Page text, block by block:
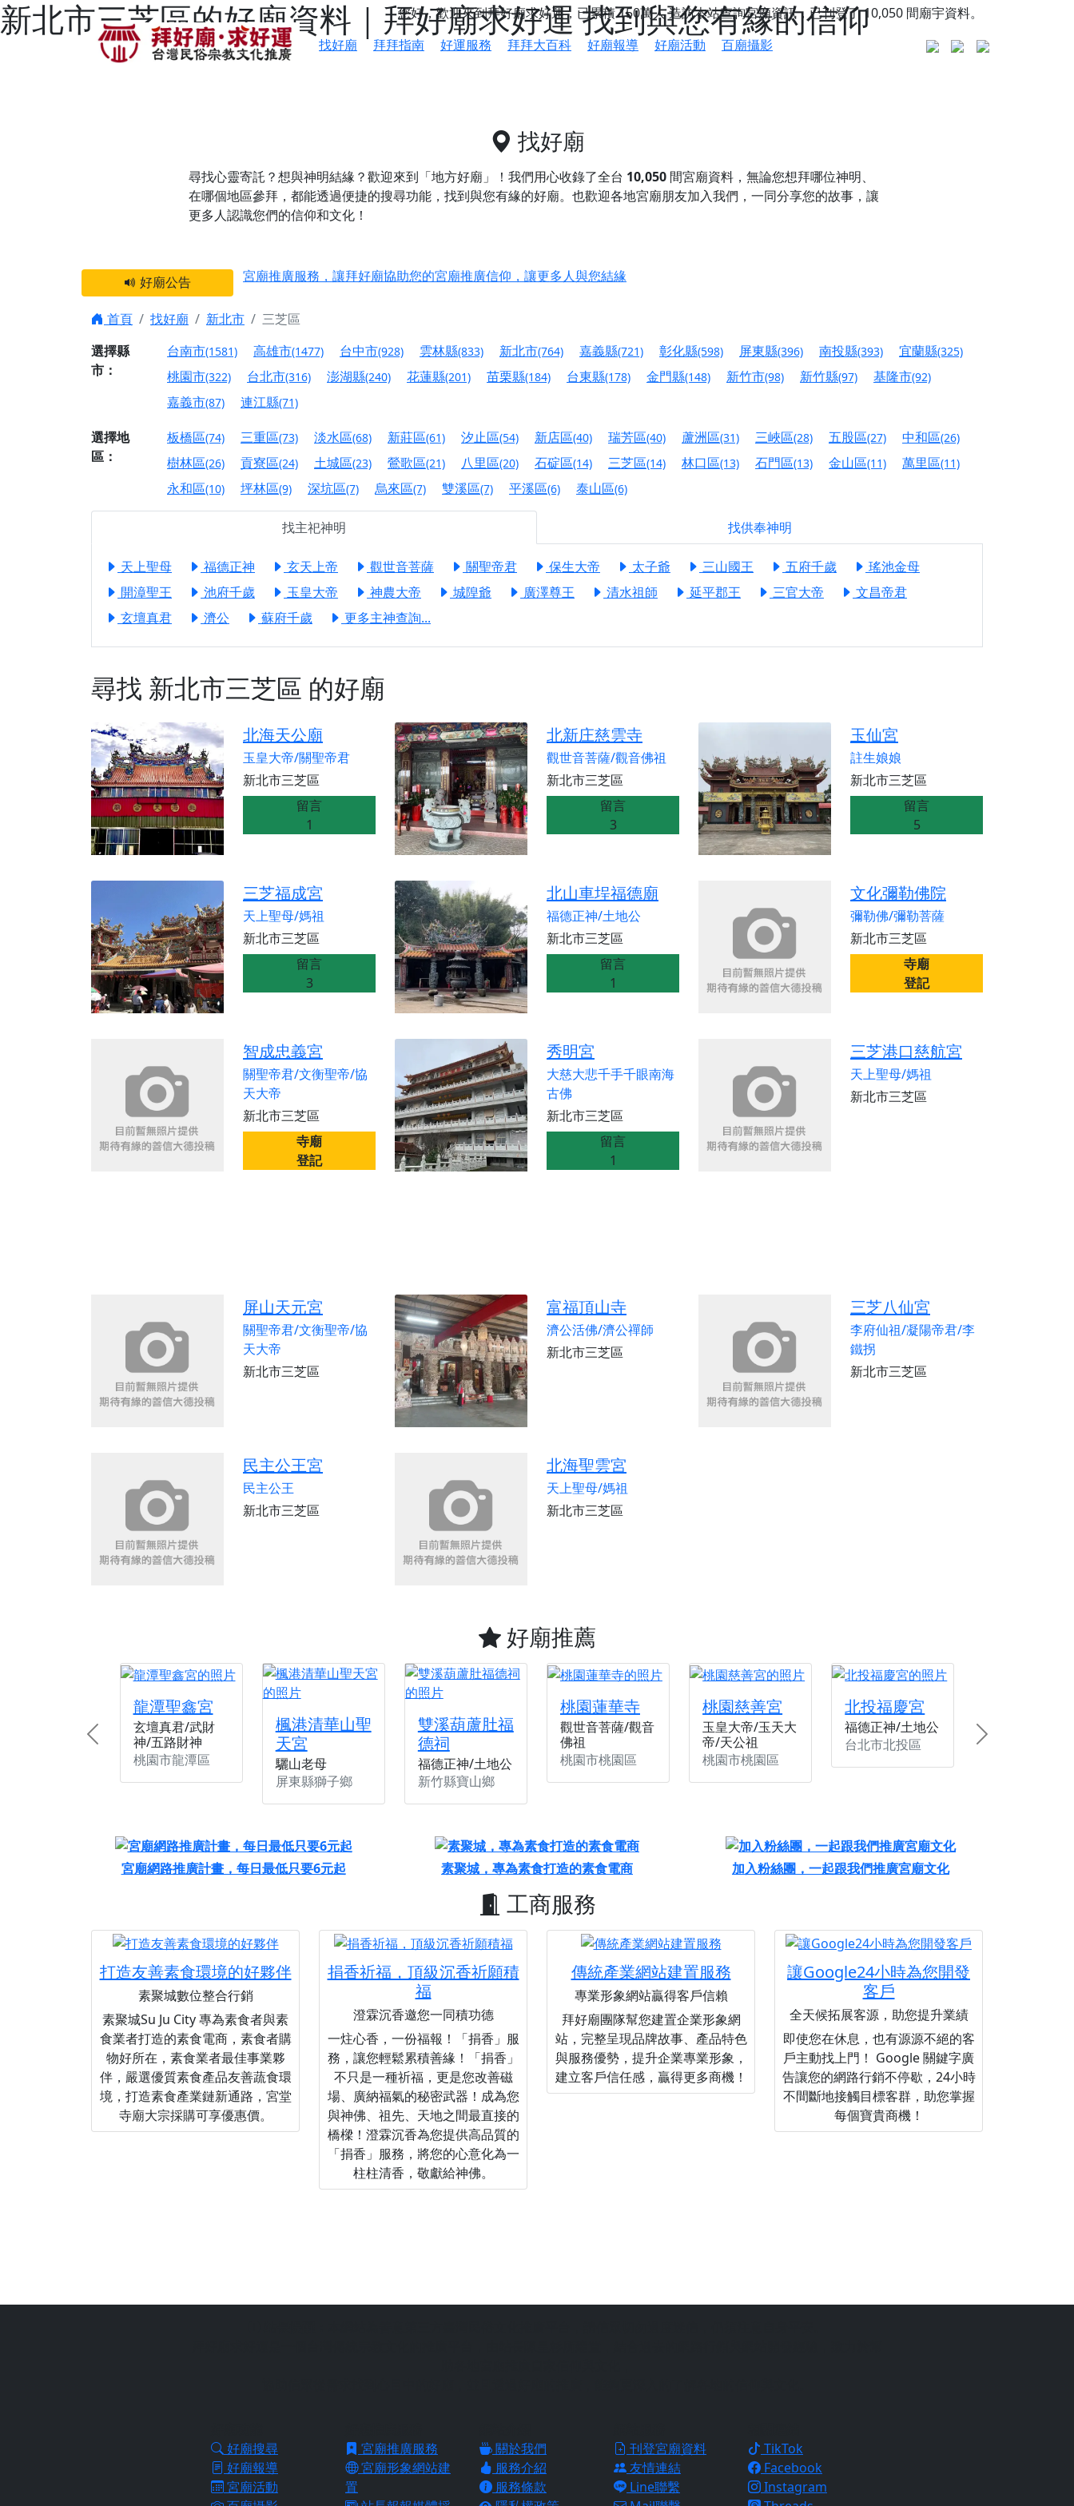
新北市三芝區的好廟資料｜拜好廟求好運 找到與您有緣的信仰
您好，歡迎來到拜好廟求好運，已累積150萬人造訪本站查詢宮廟資訊，已刊登了10,050 間廟宇資料。
找好廟
拜拜指南 好運服務 拜拜大百科 好廟報導 好廟活動 百廟攝影
找好廟
尋找心靈寄託？想與神明結緣？歡迎來到「地方好廟」！我們用心收錄了全台 10,050 間宮廟資料，無論您想拜哪位神明、
在哪個地區參拜，都能透過便捷的搜尋功能，找到與您有緣的好廟。 也歡迎各地宮廟朋友加入我們，一同分享您的故事，讓
更多人認識您們的信仰和文化！
好廟公告
宮廟推廣服務，讓拜好廟協助您的宮廟推廣信仰，讓更多人與您結緣
之旅」！
終追遠、廣植福田
【桃園市 桃園蓮華寺】盂蘭盆中元報恩法會，這場法會不只是超薦與普渡，更是一份對祖先的感恩、對親人的思念，也是為家人祈
願平安順遂的慈悲心意。
【桃園龜山 慈恩宮】丙午年梁皇寶懺法會，一念虔誠禮寶懺，一分懺悔植福田，誠邀十方善信大德共同參與。
【新北貢寮 南極玉明殿】中元普渡大法會，誠摯歡迎十方善信大德隨喜贊普，為祖先親眷祈求安息，也為自身與家人累積福德、種
下善緣。
【桃園慈善宮(天公廟)】中元普渡交給專業的來，省時省力又積福！「玉皇大帝 大天尊」 親自坐鎮主法！幫你累積的功德福報自然
【台北北投 福慶宮】慶讚中元普渡法會，誠摯邀請十方善信大德，一同回到北投土地公埔，祈願闔家平安、地方祥和、福運綿長。
【桃園龜山 慈恩宮】瑤池金母聖誕祝壽盛典，邀請十方善信大德蒞臨參香祝壽，同沐母娘慈光，共祈平安吉祥
【桃園龜山 慈恩宮】丙午年慶讚中元普渡法會，正是讓我們用善念與功德，迴向冥陽兩利、闔家平安的殊勝因緣。
【新北八里 紫德宮】丙午年中元普渡讚普超薦法會，普施眾生・慎終追遠・廣植福田
【新北八里 紫德宮】父親節奉茶感恩活動，一杯茶，一份心意；一句感謝，一生難忘。
【桃園新屋 深圳玄天宮】農曆七月擴大犒軍科儀，吉祥月不只有普渡祈福，也有一份感謝守護的虔誠心意
【桃園新屋 深圳玄天宮】七娘媽聖誕祝壽慶典，誠摯邀請十方善信大德攜家帶眷前來參香，共同向七娘媽祝壽祈福
【桃園慈善宮(天公廟)】虎爺元帥 開光大典，祈求虎爺神威護持，庇佑闔家平安、財運亨通、事業順遂、百邪退散。
歡迎友廟長官、小編加入我們LINE官方帳號，讓我們協助您的廟宇推廣。
歡迎信眾分享您前往廟宇的參拜體驗，推廣您的信仰
首頁 找好廟 新北市
三芝區
選擇縣
市：
台南市(1581) 高雄市(1477) 台中市(928) 雲林縣(833) 新北市(764) 嘉義縣(721) 彰化縣(598) 屏東縣(396) 南投縣(393) 宜蘭縣(325)
桃園市(322) 台北市(316) 澎湖縣(240) 花蓮縣(201) 苗栗縣(184) 台東縣(178) 金門縣(148) 新竹市(98) 新竹縣(97) 基隆市(92)
嘉義市(87) 連江縣(71)
選擇地
區：
板橋區(74) 三重區(73) 淡水區(68) 新莊區(61) 汐止區(54) 新店區(40) 瑞芳區(40) 蘆洲區(31) 三峽區(28) 五股區(27) 中和區(26)
樹林區(26) 貢寮區(24) 土城區(23) 鶯歌區(21) 八里區(20) 石碇區(14) 三芝區(14) 林口區(13) 石門區(13) 金山區(11) 萬里區(11)
永和區(10) 坪林區(9) 深坑區(7) 烏來區(7) 雙溪區(7) 平溪區(6) 泰山區(6)
找主祀神明 找供奉神明
天上聖母 福德正神 玄天上帝 觀世音菩薩 關聖帝君 保生大帝 太子爺 三山國王 五府千歲
瑤池金母
開漳聖王
池府千歲 玉皇大帝 神農大帝 城隍爺 廣澤尊王 清水祖師 延平郡王 三官大帝
文昌帝君
玄壇真君
濟公 蘇府千歲 更多主神查詢...
尋找 新北市三芝區 的好廟
北海天公廟
玉皇大帝/關聖帝君
新北市三芝區
留言
1
北新庄慈雲寺
觀世音菩薩/觀音佛祖
新北市三芝區
留言
3
玉仙宮
註生娘娘
新北市三芝區
留言
5
三芝福成宮
天上聖母/媽祖
新北市三芝區
留言
3
北山車埕福德廟
福德正神/土地公
新北市三芝區
留言
1
文化彌勒佛院
彌勒佛/彌勒菩薩
新北市三芝區
寺廟
登記
智成忠義宮
關聖帝君/文衡聖帝/協
天大帝
新北市三芝區
寺廟
登記
秀明宮
大慈大悲千手千眼南海
古佛
新北市三芝區
留言
1
三芝港口慈航宮
天上聖母/媽祖
新北市三芝區
屏山天元宮
關聖帝君/文衡聖帝/協
天大帝
新北市三芝區
富福頂山寺
濟公活佛/濟公禪師
新北市三芝區
三芝八仙宮
李府仙祖/凝陽帝君/李
鐵拐
新北市三芝區
民主公王宮
民主公王
新北市三芝區
北海聖雲宮
天上聖母/媽祖
新北市三芝區
好廟推薦
龍潭聖鑫宮
玄壇真君/武財
神/五路財神
桃園市龍潭區
楓港清華山聖
天宮
驪山老母
屏東縣獅子鄉
雙溪葫蘆肚福
德祠
福德正神/土地公
新竹縣寶山鄉
桃園蓮華寺
觀世音菩薩/觀音
佛祖
桃園市桃園區
桃園慈善宮
玉皇大帝/玉天大
帝/天公祖
桃園市桃園區
北投福慶宮
福德正神/土地公
台北市北投區
Previous Next
宮廟網路推廣計畫，每日最低只要6元起 素聚城，專為素食打造的素食電商 加入粉絲團，一起跟我們推廣宮廟文化
工商服務
打造友善素食環境的好夥伴
素聚城數位整合行銷
素聚城Su Ju City 專為素食者與素
食業者打造的素食電商，素食者購
物好所在，素食業者最佳事業夥
伴，嚴選優質素食產品友善蔬食環
境，打造素食產業鏈新通路，宮堂
寺廟大宗採購可享優惠價。
捐香祈福，頂級沉香祈願積
福
澄霖沉香邀您一同積功德
一炷心香，一份福報！「捐香」服
務，讓您輕鬆累積善緣！「捐香」
不只是一種祈福，更是您改善磁
場、廣納福氣的秘密武器！成為您
與神佛、祖先、天地之間最直接的
橋樑！澄霖沉香為您提供高品質的
「捐香」服務，將您的心意化為一
柱柱清香，敬獻給神佛。
傳統產業網站建置服務
專業形象網站贏得客戶信賴
拜好廟團隊幫您建置企業形象網
站，完整呈現品牌故事、產品特色
與服務優勢，提升企業專業形象，
建立客戶信任感，贏得更多商機！
讓Google24小時為您開發
客戶
全天候拓展客源，助您提升業績
即使您在休息，也有源源不絕的客
戶主動找上門！ Google 關鍵字廣
告讓您的網路行銷不停歇，24小時
不間斷地接觸目標客群，助您掌握
每個寶貴商機！
好廟搜尋
好廟報導
宮廟活動
宮廟推廣服務
宮廟形象網站建
置
關於我們
服務介紹
服務條款
刊登宮廟資料
友情連結
Line聯繫
TikTok
Facebook
Instagram